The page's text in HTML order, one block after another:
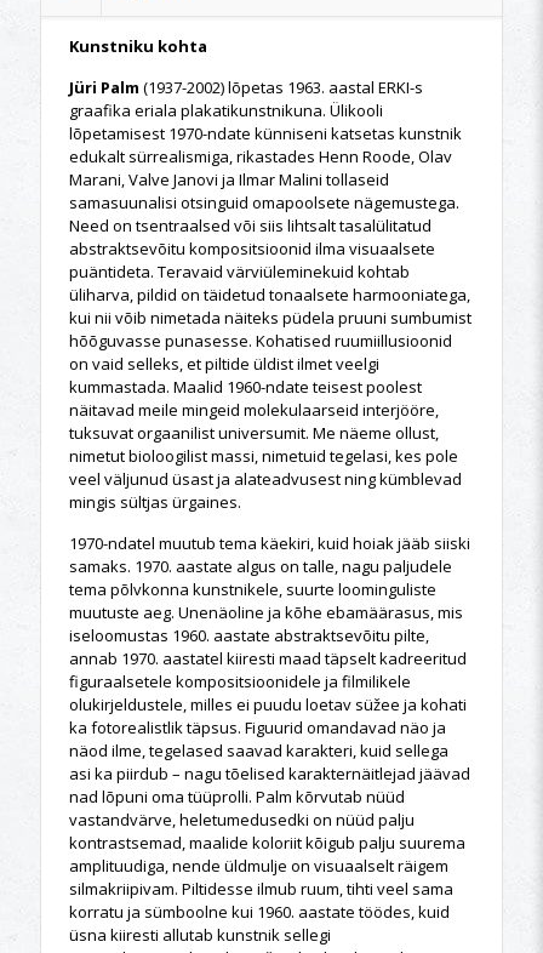
Kunstniku kohta
Jüri Palm (1937-2002) lõpetas 1963. aastal ERKI-s
graafika eriala plakatikunstnikuna. Ülikooli
lõpetamisest 1970-ndate künniseni katsetas kunstnik
edukalt sürrealismiga, rikastades Henn Roode, Olav
Marani, Valve Janovi ja Ilmar Malini tollaseid
samasuunalisi otsinguid omapoolsete nägemustega.
Need on tsentraalsed või siis lihtsalt tasalülitatud
abstraktsevõitu kompositsioonid ilma visuaalsete
puäntideta. Teravaid värviüleminekuid kohtab
üliharva, pildid on täidetud tonaalsete harmooniatega,
kui nii võib nimetada näiteks püdela pruuni sumbumist
hõõguvasse punasesse. Kohatised ruumiillusioonid
on vaid selleks, et piltide üldist ilmet veelgi
kummastada. Maalid 1960-ndate teisest poolest
näitavad meile mingeid molekulaarseid interjööre,
tuksuvat orgaanilist universumit. Me näeme ollust,
nimetut bioloogilist massi, nimetuid tegelasi, kes pole
veel väljunud üsast ja alateadvusest ning kümblevad
mingis sültjas ürgaines.
1970-ndatel muutub tema käekiri, kuid hoiak jääb siiski
samaks. 1970. aastate algus on talle, nagu paljudele
tema põlvkonna kunstnikele, suurte loominguliste
muutuste aeg. Unenäoline ja kõhe ebamäärasus, mis
iseloomustas 1960. aastate abstraktsevõitu pilte,
annab 1970. aastatel kiiresti maad täpselt kadreeritud
figuraalsetele kompositsioonidele ja filmilikele
olukirjeldustele, milles ei puudu loetav süžee ja kohati
ka fotorealistlik täpsus. Figuurid omandavad näo ja
näod ilme, tegelased saavad karakteri, kuid sellega
asi ka piirdub – nagu tõelised karakternäitlejad jäävad
nad lõpuni oma tüüprolli. Palm kõrvutab nüüd
vastandvärve, heletumedusedki on nüüd palju
kontrastsemad, maalide koloriit kõigub palju suurema
amplituudiga, nende üldmulje on visuaalselt räigem
silmakriipivam. Piltidesse ilmub ruum, tihti veel sama
korratu ja sümboolne kui 1960. aastate töödes, kuid
üsna kiiresti allutab kunstnik sellegi